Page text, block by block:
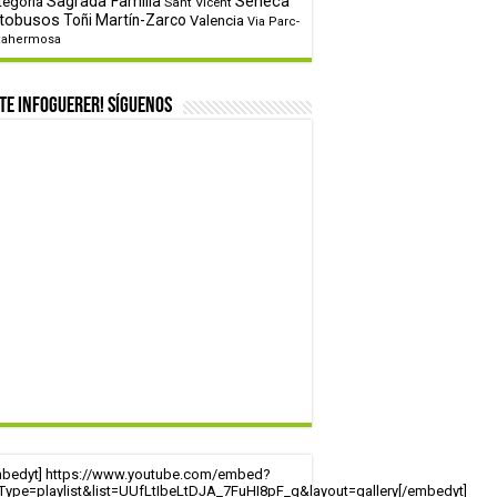
Toñi Martín-Zarco Valencia Via Parc-
infoguerer! Síguenos
https://www.youtube.com/embed?
embedyt]